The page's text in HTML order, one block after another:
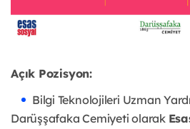
Açık Pozisyon:
Bilgi Teknolojileri Uzman
Darüşşafaka Cemiyeti olarak